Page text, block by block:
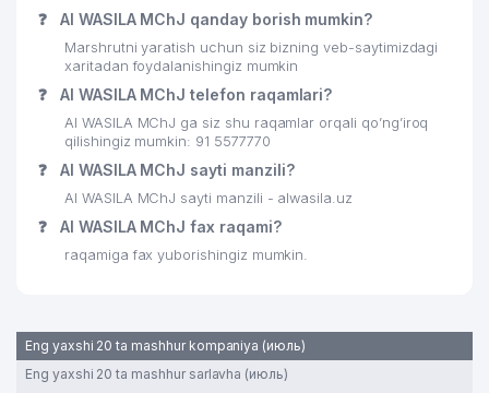
❓ Al WASILA MChJ qanday borish mumkin?
Marshrutni yaratish uchun siz bizning veb-saytimizdagi
xaritadan foydalanishingiz mumkin
❓ Al WASILA MChJ telefon raqamlari?
Al WASILA MChJ ga siz shu raqamlar orqali qo’ng’iroq
qilishingiz mumkin: 91 5577770
❓ Al WASILA MChJ sayti manzili?
Al WASILA MChJ sayti manzili - alwasila.uz
❓ Al WASILA MChJ fax raqami?
raqamiga fax yuborishingiz mumkin.
Eng yaxshi 20 ta mashhur kompaniya (июль)
Eng yaxshi 20 ta mashhur sarlavha (июль)